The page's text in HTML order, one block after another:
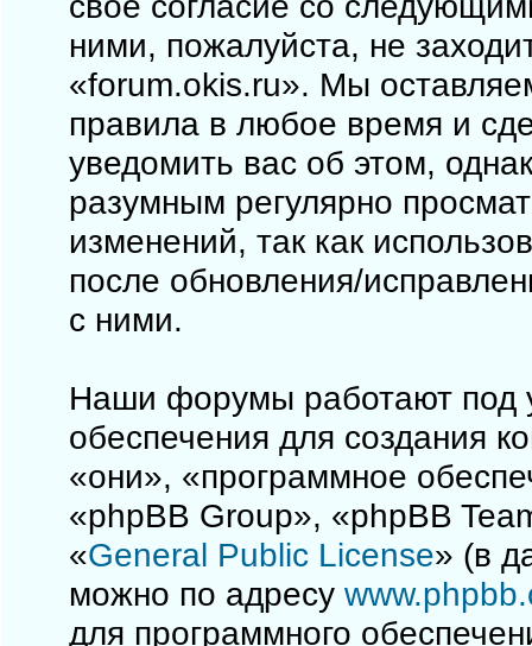
ними, пожалуйста, не
«forum.okis.ru». Мы
правила в любое время и
уведомить вас об этом,
разумным регулярно
изменений, так как
после обновления/
с ними.
Наши форумы работают под
обеспечения для создания
«они», «программное
«phpBB Group», «phpBB
«General Public License» (в
можно по адресу
для программного